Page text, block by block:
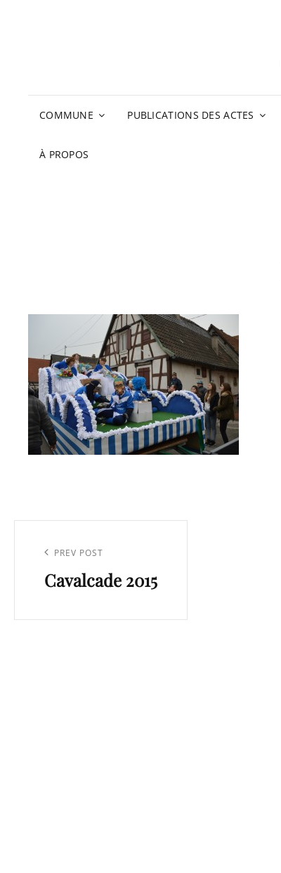
COMMUNE PUBLICATIONS DES ACTES
À PROPOS
l’article
Previous
Post
PREV POST
Cavalcade 2015